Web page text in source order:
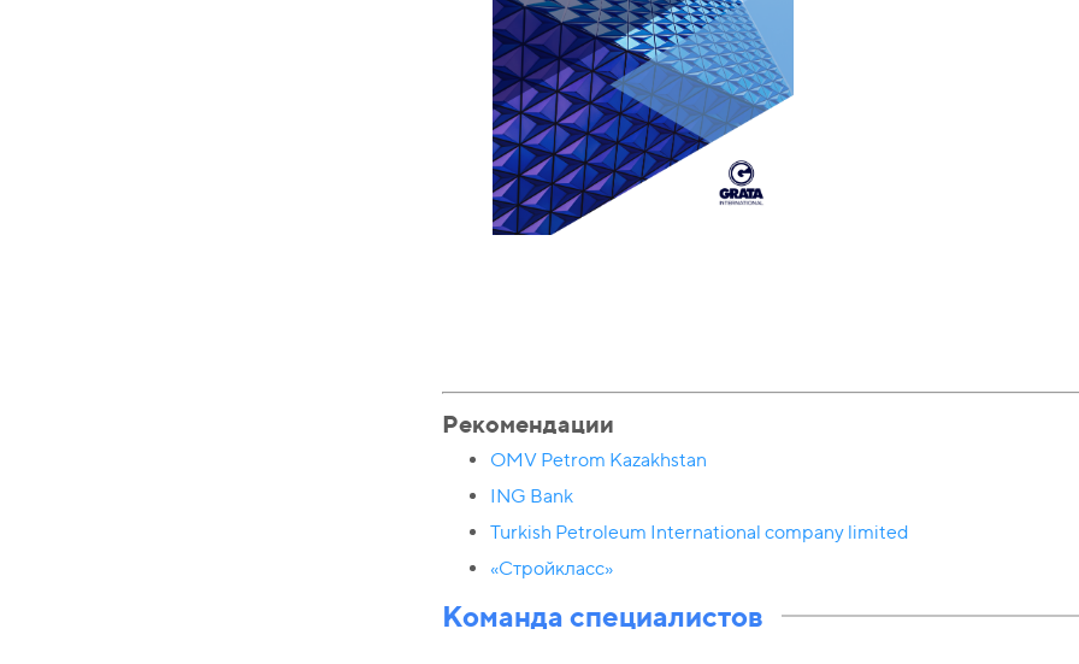
Рекомендации
OMV Petrom Kazakhstan
ING Bank
Turkish Petroleum International company limited
«Стройкласс»
Команда специалистов